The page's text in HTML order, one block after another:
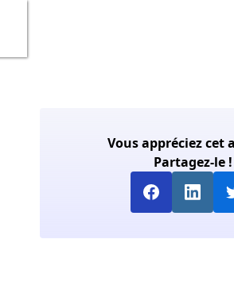
Vous appréciez cet
Partagez-le !